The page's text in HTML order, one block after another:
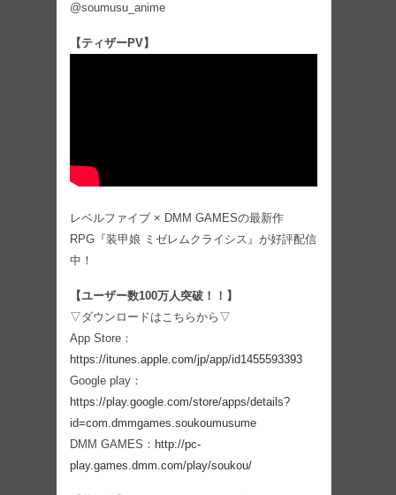
@soumusu_anime
【ティザーPV】
レベルファイブ × DMM GAMESの最新作
RPG『装甲娘 ミゼレムクライシス』が好評配信
中！
【ユーザー数100万人突破！！】
▽ダウンロードはこちらから▽
App Store：
https://itunes.apple.com/jp/app/id1455593393
Google play：
https://play.google.com/store/apps/details?
id=com.dmmgames.soukoumusume
DMM GAMES： http://pc-
play.games.dmm.com/play/soukou/